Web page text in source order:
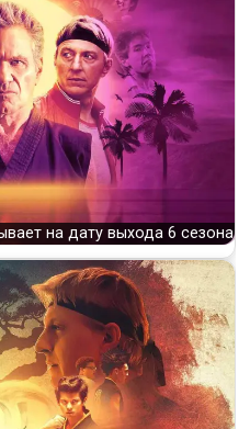
на дату выхода 6 сезона